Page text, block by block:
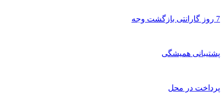
7 روز گارانتی بازگشت وجه
پشتیبانی همیشگی
پرداخت در محل